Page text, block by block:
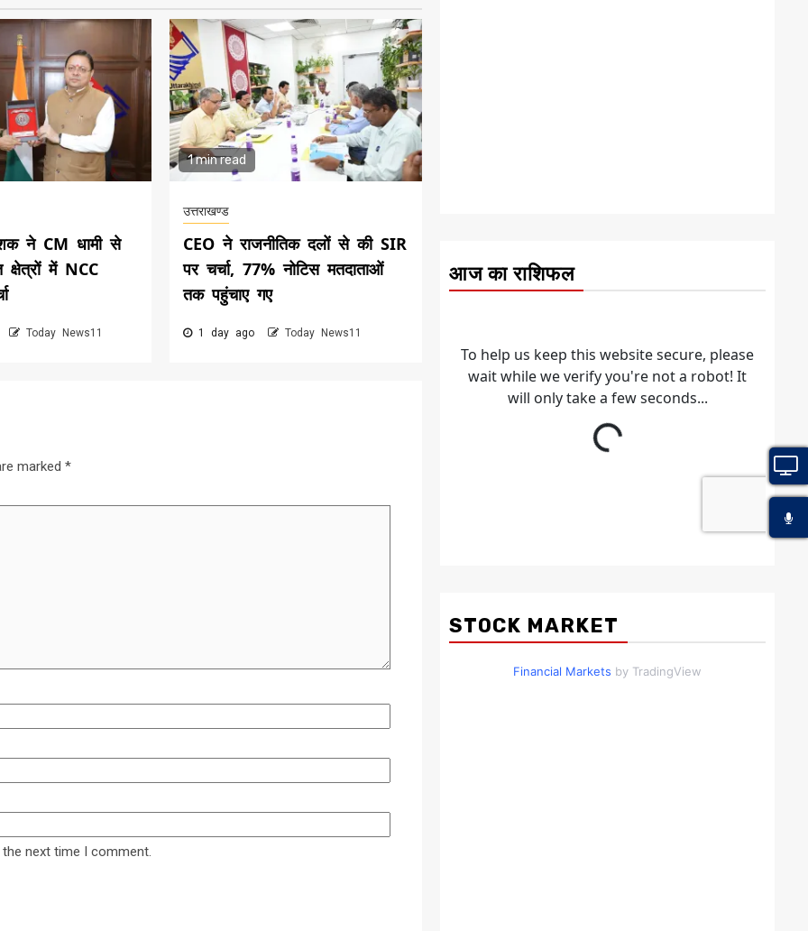
ने CM धामी से
क्षेत्रों में NCC
Today News11
1 min read
उत्तराखण्ड
CEO ने राजनीतिक दलों से की SIR
पर चर्चा, 77% नोटिस मतदाताओं
तक पहुंचाए गए
1 day ago Today News11
marked *
next time I comment.
आज का राशिफल
STOCK MARKET
Financial Markets by TradingView